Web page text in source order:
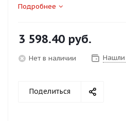
11 Pro, цвет крышки серый,
Подробнее
3 598.40 руб.
Нет в наличии Нашли
Поделиться